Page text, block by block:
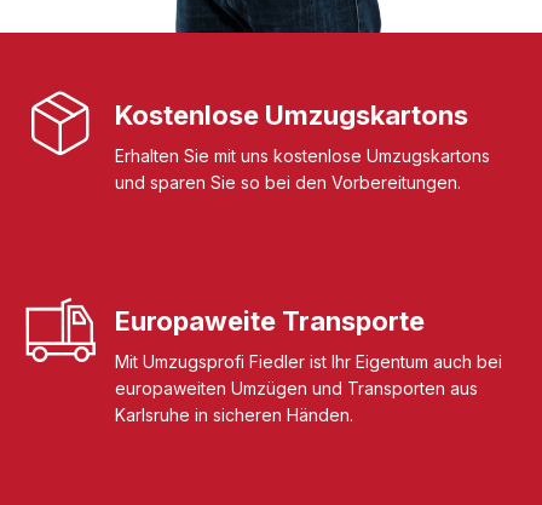
Kostenlose Umzugskartons
Erhalten Sie mit uns kostenlose Umzugskartons
und sparen Sie so bei den Vorbereitungen.
Europaweite Transporte
Mit Umzugsprofi Fiedler ist Ihr Eigentum auch bei
europaweiten Umzügen und Transporten aus
Karlsruhe in sicheren Händen.